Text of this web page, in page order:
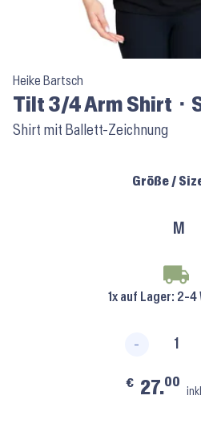
Heike Bartsch
Tilt 3/4 Arm Shirt ⬝
Shirt mit Ballett-Zeichnung
Größe /
M
1x auf Lager: 2-4
-
€ 27.00